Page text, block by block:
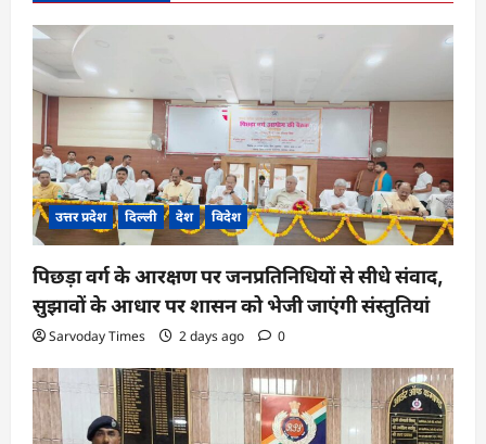
g
a
t
o
n
उत्तर प्रदेश दिल्ली देश विदेश
पिछड़ा वर्ग के आरक्षण पर जनप्रतिनिधियों से सीधे संवाद,
सुझावों के आधार पर शासन को भेजी जाएंगी संस्तुतियां
Sarvoday Times 2 days ago 0